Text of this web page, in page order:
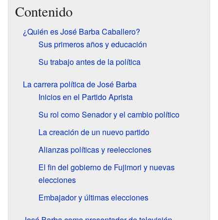
Contenido
¿Quién es José Barba Caballero?
Sus primeros años y educación
Su trabajo antes de la política
La carrera política de José Barba
Inicios en el Partido Aprista
Su rol como Senador y el cambio político
La creación de un nuevo partido
Alianzas políticas y reelecciones
El fin del gobierno de Fujimori y nuevas
elecciones
Embajador y últimas elecciones